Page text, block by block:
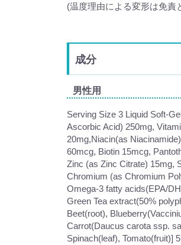
(温度理由による変形は免責
成分
男性用
Serving Size 3 Liquid Soft-
Ascorbic Acid) 250mg,
20mg,Niacin(as
60mcg, Biotin 15mcg,
Zinc (as Zinc Citrate) 15mg,
Chromium (as Chromium
Omega-3 fatty acids(EPA/
Green Tea extract(50%
Beet(root),
Carrot(Daucus carota ssp.
Spinach(leaf), Tomato(fruit)]